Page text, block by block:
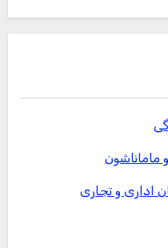
ماماناشون
اداری و تجاری